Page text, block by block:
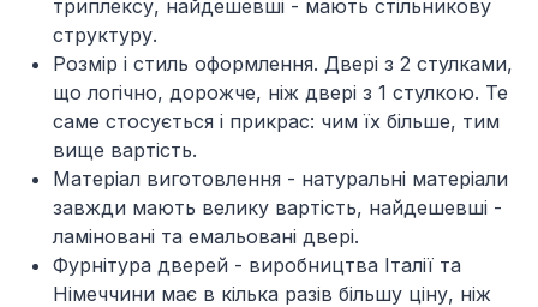
триплексу, найдешевші - мають стільникову
структуру.
Розмір і стиль оформлення. Двері з 2 стулками,
що логічно, дорожче, ніж двері з 1 стулкою. Те
саме стосується і прикрас: чим їх більше, тим
вище вартість.
Матеріал виготовлення - натуральні матеріали
завжди мають велику вартість, найдешевші -
ламіновані та емальовані двері.
Фурнітура дверей - виробництва Італії та
Німеччини має в кілька разів більшу ціну, ніж